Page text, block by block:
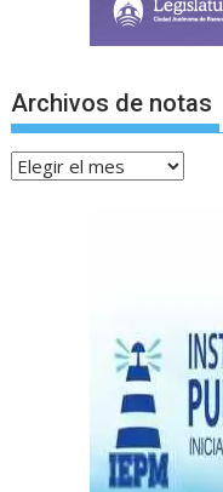
Archivos de notas
Archivos